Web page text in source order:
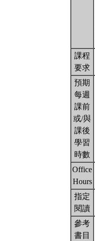
課程
要求
預期
每週
課前
或/與
課後
學習
時數
Office
Hours
指定
閱讀
參考
書目